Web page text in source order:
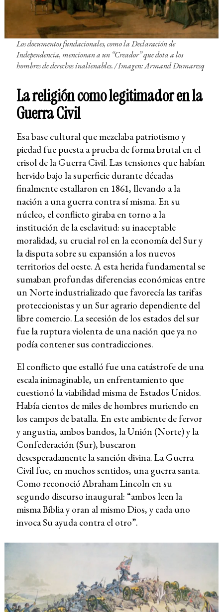
Los documentos fundacionales, como laDeclaración de
Independencia, mencionan a un “Creador” que dota a los
hombres de derechos inalienables. / Imagen: Armand Dumaresq
La religión como legitimador en la
Guerra Civil
Esa base cultural que mezclaba patriotismo y
piedad fue puesta a prueba de forma brutal en el
crisol de la Guerra Civil. Las tensiones que habían
hervido bajo la superficie durante décadas
finalmente estallaron en 1861, llevando a la
nación a una guerra contra sí misma. En su
núcleo, el conflicto giraba en torno a la
institución de la esclavitud: su inaceptable
moralidad, su crucial rol en la economía del Sur y
la disputa sobre su expansión a los nuevos
territorios del oeste. A esta herida fundamental se
sumaban profundas diferencias económicas entre
un Norte industrializado que favorecía las tarifas
proteccionistas y un Sur agrario dependiente del
libre comercio. La secesión de los estados del sur
fue la ruptura violenta de una nación que ya no
podía contener sus contradicciones.
El conflicto que estalló fue una catástrofe de una
escala inimaginable, un enfrentamiento que
cuestionó la viabilidad misma de Estados Unidos.
Había cientos de miles de hombres muriendo en
los campos de batalla. En este ambiente de fervor
y angustia, ambos bandos, la Unión (Norte) y la
Confederación (Sur), buscaron
desesperadamente la sanción divina. La Guerra
Civil fue, en muchos sentidos, una guerra santa.
Como reconoció Abraham Lincoln en su
segundo discurso inaugural: “ambos leen la
misma Biblia y oran al mismo Dios, y cada uno
invoca Su ayuda contra el otro”.